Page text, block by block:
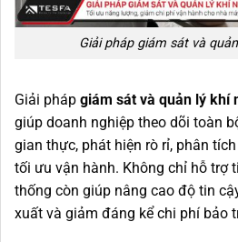
Giải pháp giám sát và
Giải pháp giám sát và quản lý khí
giúp doanh nghiệp theo dõi toàn
gian thực, phát hiện rò rỉ, phân
tối ưu vận hành. Không chỉ hỗ trợ
thống còn giúp nâng cao độ tin
xuất và giảm đáng kể chi phí bảo